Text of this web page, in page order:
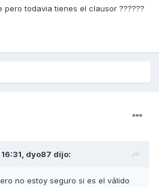
todavia tienes el clausor ??????
dyo87 dijo:
no estoy seguro si es el válido